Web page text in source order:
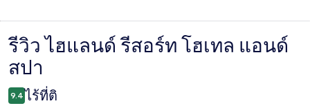
รีวิว
รีวิว ไฮแลนด์ รีสอร์ท โฮเทล แอนด์
สปา
9.4 ไร้ที่ติ